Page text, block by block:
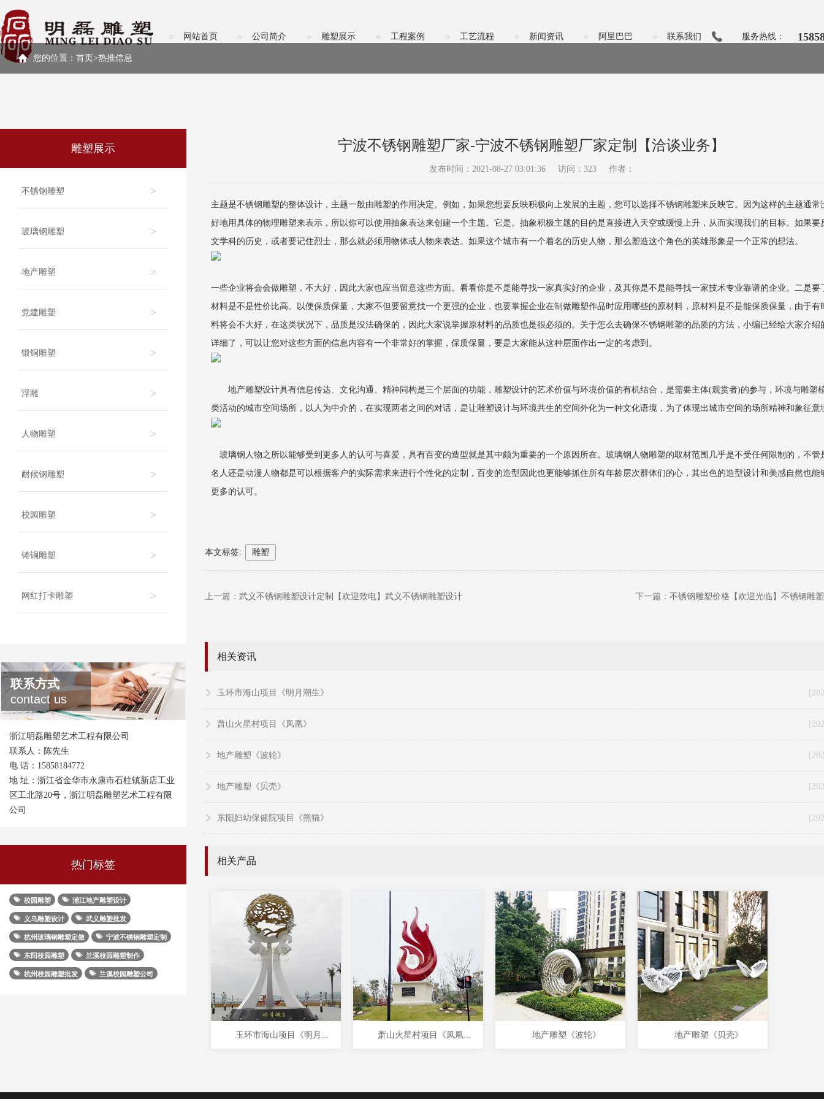
网站首页 公司简介 雕塑展示 工程案例 工艺流程 新闻资讯 阿里巴巴 联系我们 服务热线：
您的位置： 首页>热推信息
雕塑展示
不锈钢雕塑 >
玻璃钢雕塑 >
地产雕塑 >
党建雕塑 >
锻铜雕塑 >
浮雕 >
人物雕塑 >
耐候钢雕塑 >
校园雕塑 >
铸铜雕塑 >
网红打卡雕塑 >
联系方式
contact us
浙江明磊雕塑艺术工程有限公司
联系人：陈先生
电 话：15858184772
地 址：浙江省金华市永康市石柱镇新店工业
区工北路20号，浙江明磊雕塑艺术工程有限
公司
热门标签
校园雕塑 浦江地产雕塑设计
义乌雕塑设计 武义雕塑批发
杭州玻璃钢雕塑定做 宁波不锈钢雕塑定制
东阳校园雕塑 兰溪校园雕塑制作
杭州校园雕塑批发 兰溪校园雕塑公司
宁波不锈钢雕塑厂家-宁波不锈钢雕塑厂家定制【洽谈业务】
发布时间：2021-08-27 03:01:36 访问：323 作者：
主题是不锈钢雕塑的整体设计，主题一般由雕塑的作用决定。例如，如果您想要反映积极向上发展的主题，您可以选择不锈钢雕塑来反映它。因为这样的主题通常
好地用具体的物理雕塑来表示，所以你可以使用抽象表达来创建一个主题。它是。抽象积极主题的目的是直接进入天空或缓慢上升，从而实现我们的目标。如果要
文学科的历史，或者要记住烈士，那么就必须用物体或人物来表达。如果这个城市有一个着名的历史人物，那么塑造这个角色的英雄形象是一个正常的想法。
一些企业将会会做雕塑，不大好，因此大家也应当留意这些方面。看看你是不是能寻找一家真实好的企业，及其你是不是能寻找一家技术专业靠谱的企业。二是要
材料是不是性价比高。以便保质保量，大家不但要留意找一个更强的企业，也要掌握企业在制做雕塑作品时应用哪些的原材料，原材料是不是能保质保量，由于有
料将会不大好，在这类状况下，品质是没法确保的，因此大家说掌握原材料的品质也是很必须的。关于怎么去确保不锈钢雕塑的品质的方法，小编已经给大家介绍
详细了，可以让您对这些方面的信息内容有一个非常好的掌握，保质保量，要是大家能从这种层面作出一定的考虑到。
地产雕塑设计具有信息传达、文化沟通、精神同构是三个层面的功能，雕塑设计的艺术价值与环境价值的有机结合，是需要主体(观赏者)的参与，环境与雕塑
类活动的城市空间场所，以人为中介的，在实现两者之间的对话，是让雕塑设计与环境共生的空间外化为一种文化语境，为了体现出城市空间的场所精神和象征意
玻璃钢人物之所以能够受到更多人的认可与喜爱，具有百变的造型就是其中颇为重要的一个原因所在。玻璃钢人物雕塑的取材范围几乎是不受任何限制的，不管
名人还是动漫人物都是可以根据客户的实际需求来进行个性化的定制，百变的造型因此也更能够抓住所有年龄层次群体们的心，其出色的造型设计和美感自然也能
更多的认可。
本文标签: 雕塑
上一篇： 武义不锈钢雕塑设计定制【欢迎致电】武义不锈钢雕塑设计 下一篇： 不锈钢雕塑价格【欢迎光临】不锈钢雕
相关资讯
玉环市海山项目《明月潮生》
萧山火星村项目《凤凰》
地产雕塑《波轮》
地产雕塑《贝壳》
东阳妇幼保健院项目《熊猫》
相关产品
玉环市海山项目《明月... 萧山火星村项目《凤凰... 地产雕塑《波轮》 地产雕塑《贝壳》